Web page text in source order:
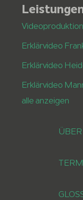
Erklärvideo
Erklärvideo
Erklärvideo
alle anzeigen